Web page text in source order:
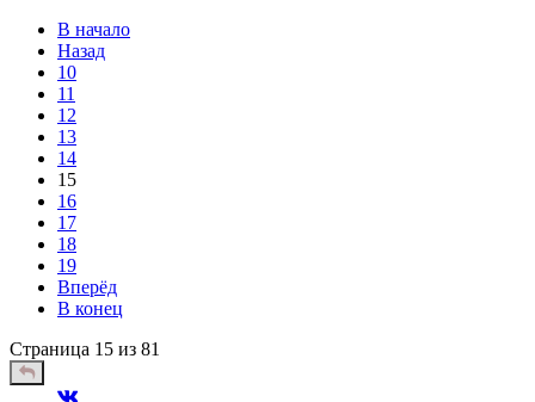
В начало
Назад
10
11
12
13
14
15
16
17
18
19
Вперёд
В конец
Страница 15 из 81